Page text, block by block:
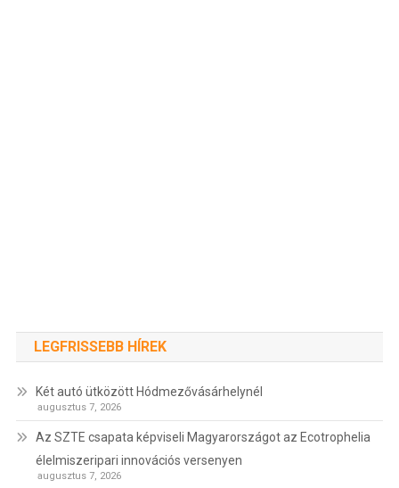
LEGFRISSEBB HÍREK
Két autó ütközött Hódmezővásárhelynél
augusztus 7, 2026
Az SZTE csapata képviseli Magyarországot az Ecotrophelia
élelmiszeripari innovációs versenyen
augusztus 7, 2026